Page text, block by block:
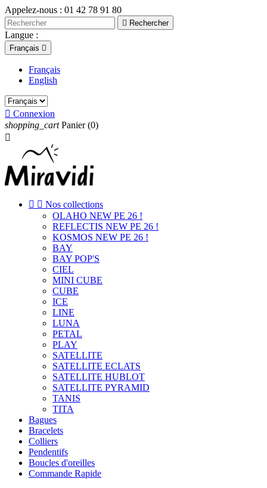
Appelez-nous : 01 42 78 91 80
 Rechercher
Langue :
Français 
Français
English
 Connexion
shopping_cart Panier (0)

  Nos collections
OLAHO NEW PE 26 !
REFLECTIS NEW PE 26 !
KOSMOS NEW PE 26 !
BAY
BAY POP'S
CIEL
MINI CUBE
CUBE
ICE
LINE
LUNA
PETAL
PLAY
SATELLITE
SATELLITE ECLATS
SATELLITE HUBLOT
SATELLITE PYRAMID
TANIS
TITA
Bagues
Bracelets
Colliers
Pendentifs
Boucles d'oreilles
Commande Rapide